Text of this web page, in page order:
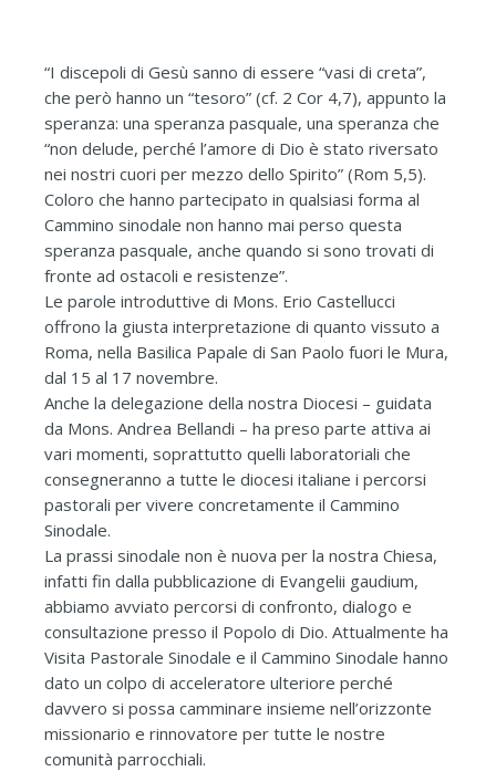
“I discepoli di Gesù sanno di essere “vasi di creta”,
che però hanno un “tesoro” (cf. 2 Cor 4,7), appunto la
speranza: una speranza pasquale, una speranza che
“non delude, perché l’amore di Dio è stato riversato
nei nostri cuori per mezzo dello Spirito” (Rom 5,5).
Coloro che hanno partecipato in qualsiasi forma al
Cammino sinodale non hanno mai perso questa
speranza pasquale, anche quando si sono trovati di
fronte ad ostacoli e resistenze”.
Le parole introduttive di Mons. Erio Castellucci
offrono la giusta interpretazione di quanto vissuto a
Roma, nella Basilica Papale di San Paolo fuori le Mura,
dal 15 al 17 novembre.
Anche la delegazione della nostra Diocesi – guidata
da Mons. Andrea Bellandi – ha preso parte attiva ai
vari momenti, soprattutto quelli laboratoriali che
consegneranno a tutte le diocesi italiane i percorsi
pastorali per vivere concretamente il Cammino
Sinodale.
La prassi sinodale non è nuova per la nostra Chiesa,
infatti fin dalla pubblicazione di Evangelii gaudium,
abbiamo avviato percorsi di confronto, dialogo e
consultazione presso il Popolo di Dio. Attualmente ha
Visita Pastorale Sinodale e il Cammino Sinodale hanno
dato un colpo di acceleratore ulteriore perché
davvero si possa camminare insieme nell’orizzonte
missionario e rinnovatore per tutte le nostre
comunità parrocchiali.